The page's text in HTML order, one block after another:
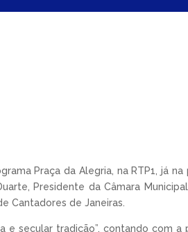
Praça da Alegria, na RTP1, já
Presidente da Câmara
Cantadores de Janeiras.
e secular tradição”, contando com